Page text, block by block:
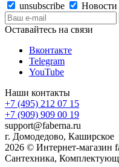
unsubscribe
Новости
Оставайтесь на связи
Вконтакте
Telegram
YouTube
Наши контакты
+7 (495) 212 07 15
+7 (909) 909 00 19
support@faberna.ru
г. Домодедово, Каширское
2026 © Интернет-магазин
Сантехника,